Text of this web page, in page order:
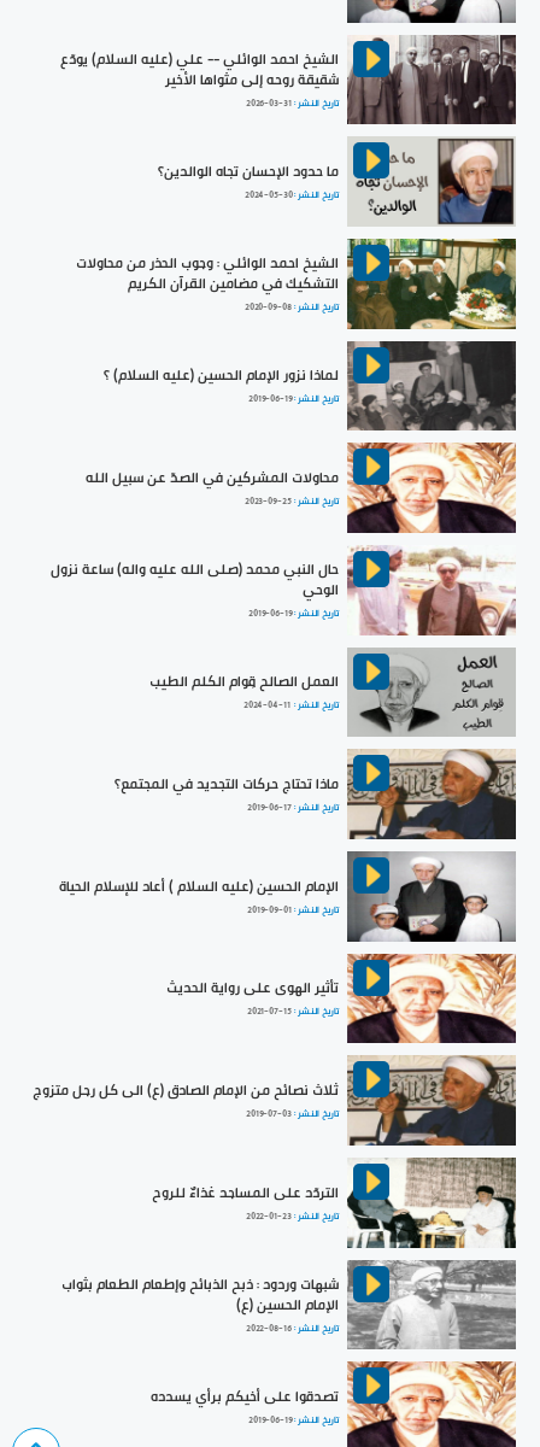
الشيخ احمد الوائلي -- علي (عليه السلام) يودّع
شقيقة روحه إلى مثواها الأخير
تاريخ النشر :2026-03-31
ما حدود الإحسان تجاه الوالدين؟
تاريخ النشر :2024-05-30
الشيخ احمد الوائلي : وجوب الحذر من محاولات
التشكيك في مضامين القرآن الكريم
تاريخ النشر :2020-09-08
لماذا نزور الإمام الحسين (عليه السلام) ؟
تاريخ النشر :2019-06-19
محاولات المشركين في الصدّ عن سبيل الله
تاريخ النشر :2023-09-25
حال النبي محمد (صلى الله عليه واله) ساعة نزول
الوحي
تاريخ النشر :2019-06-19
العمل الصالح قِوام الكلم الطيب
تاريخ النشر : 2024-04-11
ماذا تحتاج حركات التجديد في المجتمع؟
تاريخ النشر :2019-06-17
الإمام الحسين (عليه السلام ) أعاد للإسلام الحياة
تاريخ النشر :2019-09-01
تأثير الهوى على رواية الحديث
تاريخ النشر :2021-07-15
ثلاث نصائح من الإمام الصادق (ع) الى كل رجل متزوج
تاريخ النشر :2019-07-03
التردّد على المساجد غذاءٌ للروح
تاريخ النشر :2022-01-23
شبهات وردود : ذبح الذبائح وإطعام الطعام بثواب
الإمام الحسين (ع)
تاريخ النشر :2022-08-16
تصدقوا على أخيكم برأي يسدده
تاريخ النشر :2019-06-19